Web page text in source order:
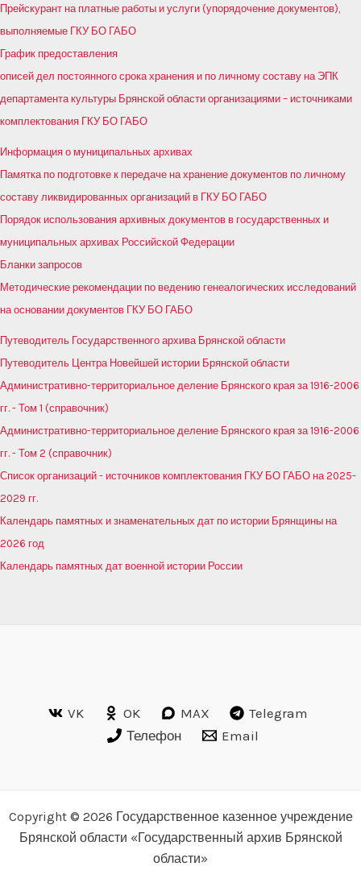
Прейскурант на платные работы и услуги (упорядочение документов),
выполняемые ГКУ БО ГАБО
График предоставления
описей дел постоянного срока хранения и по личному составу на ЭПК
департамента культуры Брянской области организациями – источниками
комплектования ГКУ БО ГАБО
Информация о муниципальных архивах
Памятка по подготовке к передаче на хранение документов по личному
составу ликвидированных организаций в ГКУ БО ГАБО
Порядок использования архивных документов в государственных и
муниципальных архивах Российской Федерации
Бланки запросов
Методические рекомендации по ведению генеалогических исследований
на основании документов ГКУ БО ГАБО
Путеводитель Государственного архива Брянской области
Путеводитель Центра Новейшей истории Брянской области
Административно-территориальное деление Брянского края за 1916-2006
гг. - Том 1 (справочник)
Административно-территориальное деление Брянского края за 1916-2006
гг. - Том 2 (справочник)
Список организаций - источников комплектования ГКУ БО ГАБО на 2025-
2029 гг.
Календарь памятных и знаменательных дат по истории Брянщины на
2026 год
Календарь памятных дат военной истории России
VK OK MAX
Telegram
Телефон
Email
Copyright © 2026 Государственное казенное учреждение
Брянской области «Государственный архив Брянской
области»